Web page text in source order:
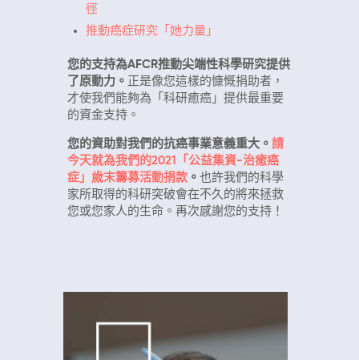
徑
推動癌症研究「她力量」
您的支持為AFCR推動尖端性科學研究提供
了原動力。 正是像您這樣的慷慨捐助者，
才使我們能夠為「科研癒癌」提供最重要
的資金支持。
您的資助對我們的抗癌事業意義重大。 請
今天就為我們的2021「公益集資-治癒癌
症」歲末籌募活動捐款 。 也許我們的科學
家所取得的科研突破會在不久的將來拯救
您或您家人的生命。再次感謝您的支持！